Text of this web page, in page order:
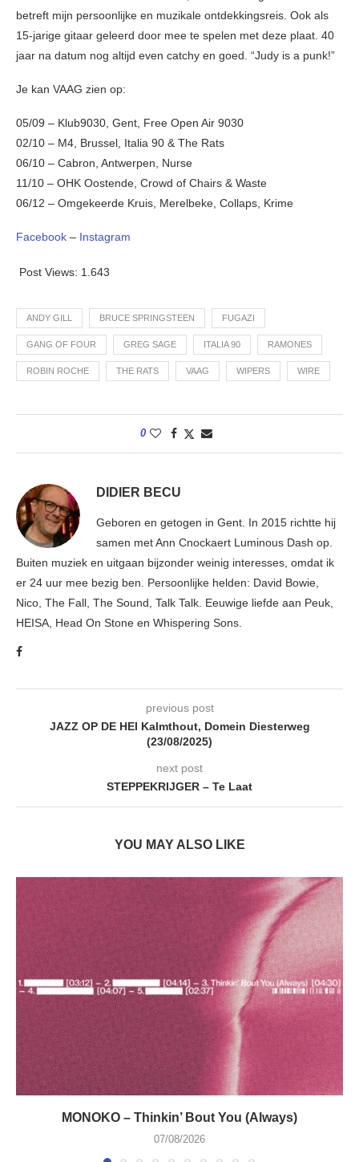
betreft mijn persoonlijke en muzikale ontdekkingsreis. Ook als
15-jarige gitaar geleerd door mee te spelen met deze plaat. 40
jaar na datum nog altijd even catchy en goed. “Judy is a punk!”
Je kan VAAG zien op:
05/09 – Klub9030, Gent, Free Open Air 9030
02/10 – M4, Brussel, Italia 90 & The Rats
06/10 – Cabron, Antwerpen, Nurse
11/10 – OHK Oostende, Crowd of Chairs & Waste
06/12 – Omgekeerde Kruis, Merelbeke, Collaps, Krime
Facebook – Instagram
Post Views: 1.643
ANDY GILL BRUCE SPRINGSTEEN FUGAZI
GANG OF FOUR GREG SAGE ITALIA 90 RAMONES
ROBIN ROCHE THE RATS VAAG WIPERS WIRE
0
DIDIER BECU
Geboren en getogen in Gent. In 2015 richtte hij
samen met Ann Cnockaert Luminous Dash op.
Buiten muziek en uitgaan bijzonder weinig interesses, omdat ik
er 24 uur mee bezig ben. Persoonlijke helden: David Bowie,
Nico, The Fall, The Sound, Talk Talk. Eeuwige liefde aan Peuk,
HEISA, Head On Stone en Whispering Sons.
previous post
JAZZ OP DE HEI Kalmthout, Domein Diesterweg
(23/08/2025)
next post
STEPPEKRIJGER – Te Laat
YOU MAY ALSO LIKE
MONOKO – Thinkin’ Bout You (Always)
07/08/2026